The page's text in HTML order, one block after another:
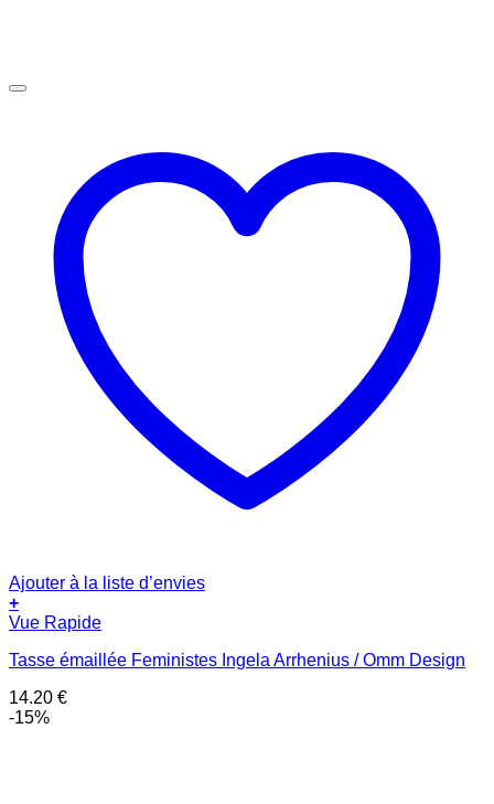
Ajouter à la liste d’envies
+
Vue Rapide
Tasse émaillée Feministes Ingela Arrhenius / Omm Design
14.20 €
-15%